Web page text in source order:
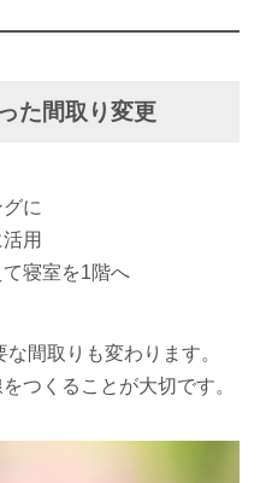
た間取り変更
に
用
寝室を1階へ
間取りも変わります。
つくることが大切です。